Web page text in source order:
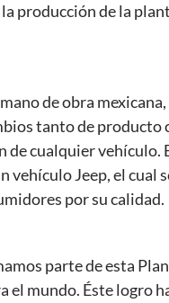
producción de la
de obra
tanto de
de cualquier
vehículo Jeep, el cual
por su calidad.
parte de esta
el mundo. Éste logro